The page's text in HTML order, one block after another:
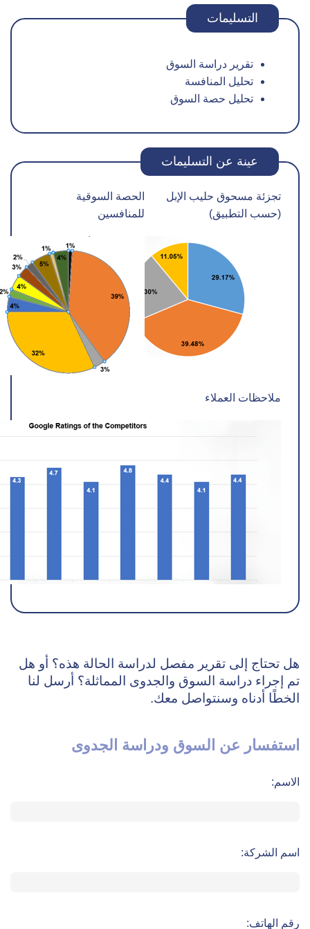
التسليمات
تقرير دراسة السوق
تحليل المنافسة
تحليل حصة السوق
عينة عن التسليمات
تجزئة مسحوق حليب الإبل
(حسب التطبيق)
الحصة السوقية
للمنافسين
ملاحظات العملاء
هل تحتاج إلى تقرير مفصل لدراسة الحالة هذه؟ أو هل
تم إجراء دراسة السوق والجدوى المماثلة؟ أرسل لنا
الخطًا أدناه وسنتواصل معك.
استفسار عن السوق ودراسة الجدوى
الاسم:
اسم الشركة:
رقم الهاتف: